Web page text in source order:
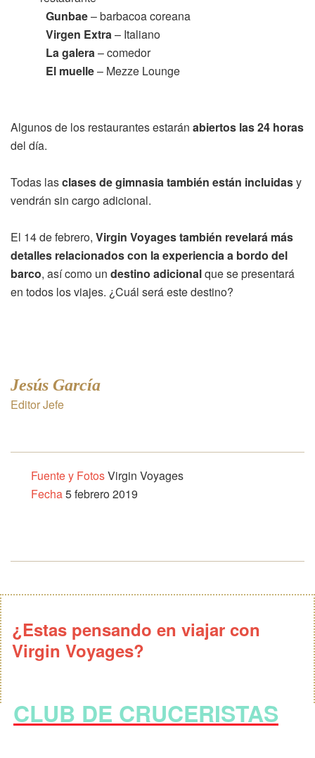
Gunbae– barbacoa coreana
Virgen Extra– Italiano
La galera– comedor
El muelle– Mezze Lounge
Algunos de los restaurantes estarán abiertos las 24 horas
del día.
Todas lasclases de gimnasia también están incluidasy
vendrán sin cargo adicional.
El 14 de febrero, Virgin Voyages también revelará más
detalles relacionados con la experiencia a bordo del
barco, así como un destino adicionalque se presentará
en todos los viajes. ¿Cuál será este destino?
Jesús García
Editor Jefe
Fuente y FotosVirgin Voyages
Fecha5 febrero 2019
¿Estas pensando en viajar con
Virgin Voyages?
CLUB DE CRUCERISTAS